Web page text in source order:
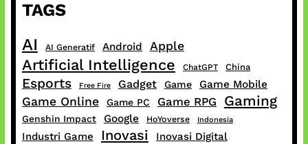
TAGS
AI AI Generatif Android Apple
Artificial Intelligence ChatGPT China
Esports Free Fire Gadget Game Game Mobile
Game Online Game PC Game RPG Gaming
Genshin Impact Google HoYoverse Indonesia
Industri Game Inovasi Inovasi Digital